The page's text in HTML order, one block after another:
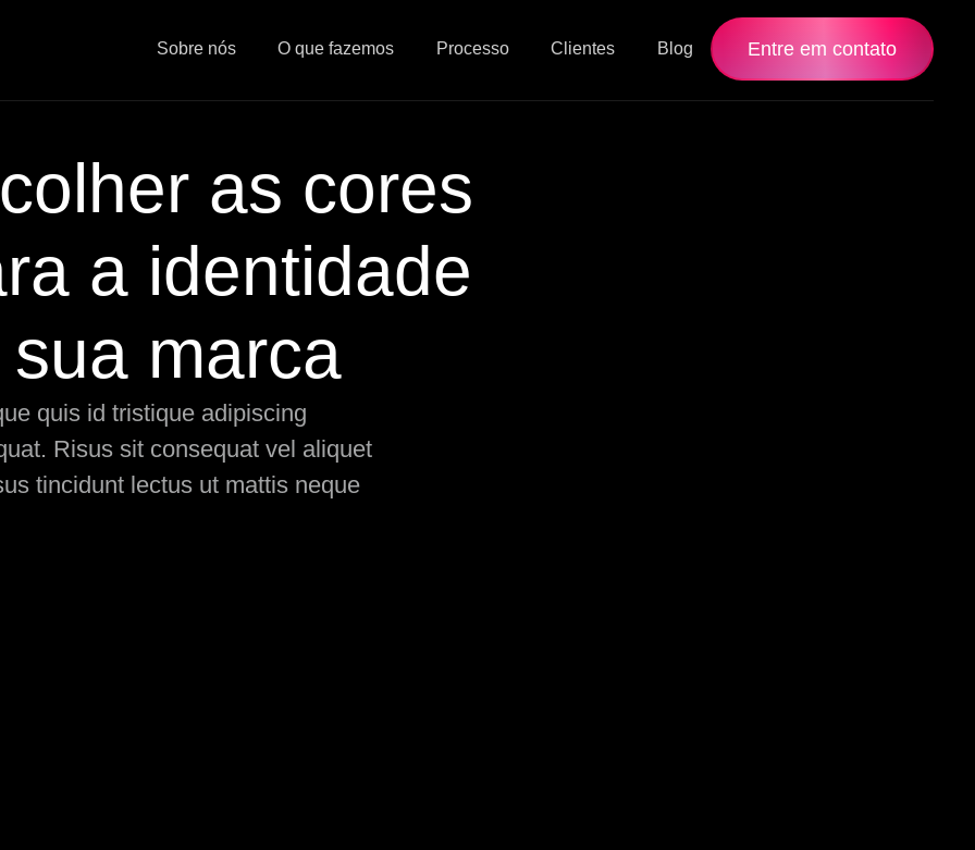
Sobre nós O que fazemos Processo Clientes Blog Entre em contato
as cores
a identidade
marca
quis id tristique adipiscing
Risus sit consequat vel aliquet
tincidunt lectus ut mattis neque